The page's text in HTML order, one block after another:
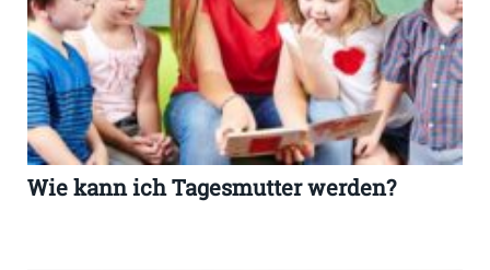
Wie kann ich Tagesmutter werden?